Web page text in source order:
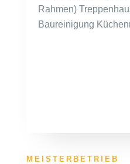
Rahmen)
Baureinigung
MEISTERBETRIEB